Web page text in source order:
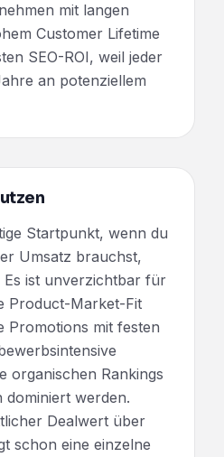
mit langen
Customer Lifetime
SEO-ROI, weil jeder
an potenziellem
Startpunkt, wenn du
Umsatz brauchst,
Es ist unverzichtbar für
Product-Market-Fit
Promotions mit festen
organischen Rankings
werden.
Dealwert über
schon eine einzelne